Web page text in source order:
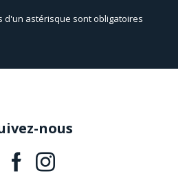
d'un astérisque sont obligatoires
nous